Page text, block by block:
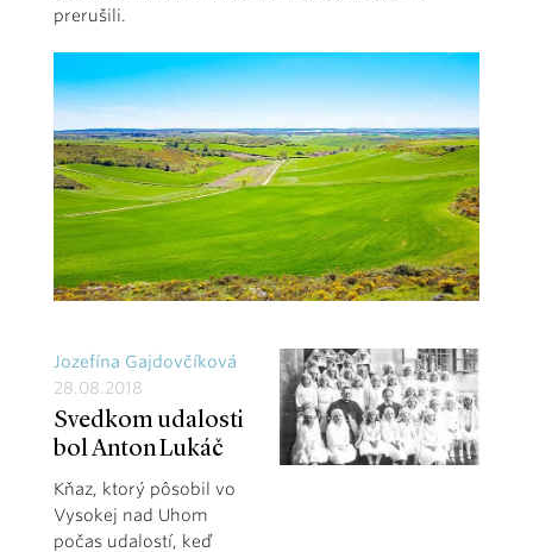
prerušili.
Jozefína Gajdovčíková
28.08.2018
Svedkom udalosti
bol Anton Lukáč
Kňaz, ktorý pôsobil vo
Vysokej nad Uhom
počas udalostí, keď